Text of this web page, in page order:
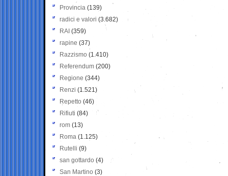
Provincia (139)
radici e valori (3.682)
RAI (359)
rapine (37)
Razzismo (1.410)
Referendum (200)
Regione (344)
Renzi (1.521)
Repetto (46)
Rifiuti (84)
rom (13)
Roma (1.125)
Rutelli (9)
san gottardo (4)
San Martino (3)